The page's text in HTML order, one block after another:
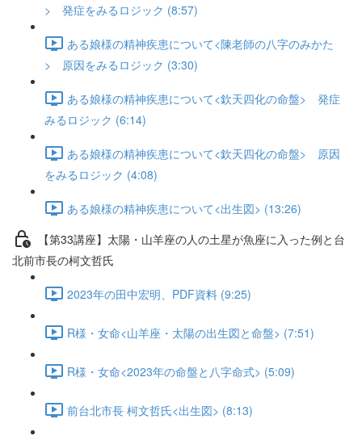
> 発症をみるロジック (8:57)
ある娘様の精神疾患について<陳老師の八字のみかた
> 原因をみるロジック (3:30)
ある娘様の精神疾患について<欽天四化の命盤> 発症
みるロジック (6:14)
ある娘様の精神疾患について<欽天四化の命盤> 原因
をみるロジック (4:08)
ある娘様の精神疾患について<出生図> (13:26)
【第33講座】太陽・山羊座の人の土星が魚座に入った例と台
北前市長の柯文哲氏
2023年の田中宏明、PDF資料 (9:25)
R様・女命<山羊座・太陽の出生図と命盤> (7:51)
R様・女命<2023年の命盤と八字命式> (5:09)
前台北市長 柯文哲氏<出生図> (8:13)